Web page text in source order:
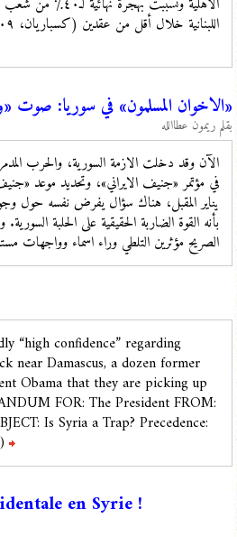
اللبنانية خلال أقل من عقدين (كسباريان، ٢٠٠٩: ٥). هذه تركة مرعبة، المسؤول عنها نخبة سياسية سِمتها (…)
«الاخوان المسلمون» في سوريا:
بقلم ريمون عطاالله
الآن وقد دخلت الازمة السورية، والحرب
يناير المقبل، هناك سؤال يفرض نفسه حول
بأنه القوة الضاربة الحقيقية على الحلبة
الصريح مؤثرين التلطي وراء اسماء وواجهات
“high confidence” regarding
near Damascus, a dozen former
Obama that they are picking up
FOR: The President FROM:
Is Syria a Trap? Precedence:
en Syrie !